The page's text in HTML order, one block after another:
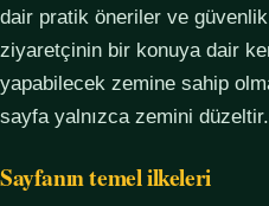
dair pratik öneriler ve güvenlik
ziyaretçinin bir konuya dair
yapabilecek zemine sahip
sayfa yalnızca zemini düzeltir.
Sayfanın temel ilkeleri